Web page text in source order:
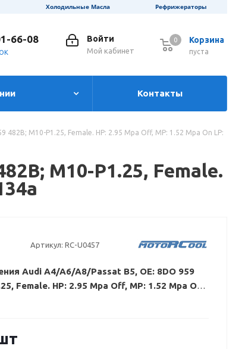
Холодильные Масла Рефрижераторы
Корзина
0
пуста
0
Войти
Мой кабинет
66-08
Контакты
M10-P1.25, Female. HP: 2.95 Mpa Off, MP: 1.52 Mpa On LP:
M10-P1.25, Female.
Артикул: RC-U0457
Audi A4/A6/A8/Passat B5, OE: 8DO 959
Female. HP: 2.95 Mpa Off, MP: 1.52 Mpa On
RFC-R134a